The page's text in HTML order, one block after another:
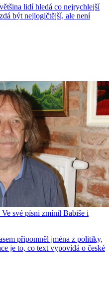
lidí hledá co nejrychlejší
být nejlogičtější, ale není
své písni zmínil Babiše i
připomněl jména z politiky,
je to, co text vypovídá o české